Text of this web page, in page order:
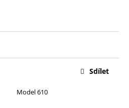
Model 610
Sdílet